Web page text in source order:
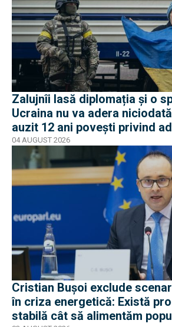
Zalujnîi lasă diplomația și o
Ucraina nu va adera
auzit 12 ani povești privind
04 AUGUST 2026
Cristian Bușoi exclude
în criza energetică: Există
stabilă cât să alimentăm